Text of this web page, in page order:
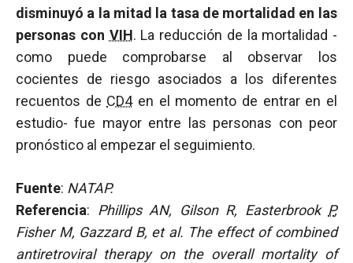
disminuyó a la mitad la tasa de mortalidad en las
personas con VIH. La reducción de la mortalidad -
como puede comprobarse al observar los
cocientes de riesgo asociados a los diferentes
recuentos de CD4en el momento de entrar en el
estudio- fue mayor entre las personas con peor
pronóstico al empezar el seguimiento.
Fuente: NATAP.
Referencia: Phillips AN, Gilson R, Easterbrook P,
Fisher M, Gazzard B, et al. The effect of combined
antiretroviral therapy on the overall mortality of